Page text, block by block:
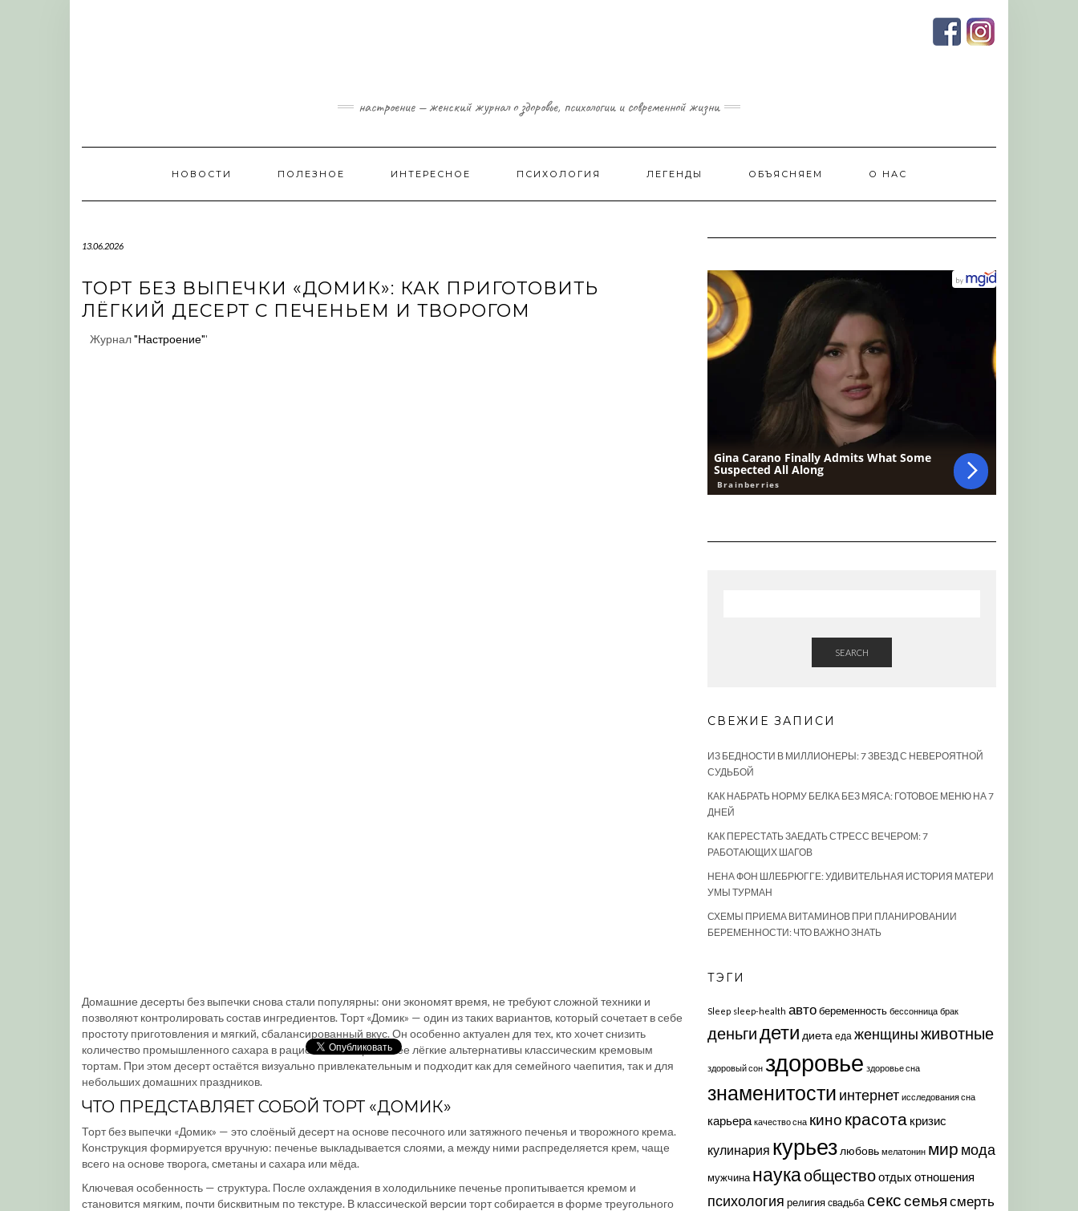
настроение — женский журнал о здоровье, психологии и современной жизни
НОВОСТИ ПОЛЕЗНОЕ ИНТЕРЕСНОЕ ПСИХОЛОГИЯ ЛЕГЕНДЫ ОБЪЯСНЯЕМ О НАС
13.06.2026
ТОРТ БЕЗ ВЫПЕЧКИ «ДОМИК»: КАК ПРИГОТОВИТЬ
ЛЁГКИЙ ДЕСЕРТ С ПЕЧЕНЬЕМ И ТВОРОГОМ
Журнал"Настроение"'
Домашние десерты без выпечки снова стали популярны: они экономят время, не требуют сложной техники и
позволяют контролировать состав ингредиентов. Торт «Домик» — один из таких вариантов, который сочетает в себе
простоту приготовления и мягкий, сбалансированный вкус. Он особенно актуален для тех, кто хочет снизить
количество промышленного сахара в рационе или ищет более лёгкие альтернативы классическим кремовым
тортам. При этом десерт остаётся визуально привлекательным и подходит как для семейного чаепития, так и для
небольших домашних праздников.
ЧТО ПРЕДСТАВЛЯЕТ СОБОЙ ТОРТ «ДОМИК»
Торт без выпечки «Домик» — это слоёный десерт на основе песочного или затяжного печенья и творожного крема.
Конструкция формируется вручную: печенье выкладывается слоями, а между ними распределяется крем, чаще
всего на основе творога, сметаны и сахара или мёда.
Ключевая особенность — структура. После охлаждения в холодильнике печенье пропитывается кремом и
становится мягким, почти бисквитным по текстуре. В классической версии торт собирается в форме треугольного
SEARCH
СВЕЖИЕ ЗАПИСИ
ИЗ БЕДНОСТИ В МИЛЛИОНЕРЫ: 7 ЗВЕЗД С НЕВЕРОЯТНОЙ
СУДЬБОЙ
КАК НАБРАТЬ НОРМУ БЕЛКА БЕЗ МЯСА: ГОТОВОЕ МЕНЮ НА 7
ДНЕЙ
КАК ПЕРЕСТАТЬ ЗАЕДАТЬ СТРЕСС ВЕЧЕРОМ: 7
РАБОТАЮЩИХ ШАГОВ
НЕНА ФОН ШЛЕБРЮГГЕ: УДИВИТЕЛЬНАЯ ИСТОРИЯ МАТЕРИ
УМЫ ТУРМАН
СХЕМЫ ПРИЕМА ВИТАМИНОВ ПРИ ПЛАНИРОВАНИИ
БЕРЕМЕННОСТИ: ЧТО ВАЖНО ЗНАТЬ
ТЭГИ
Sleep sleep-health автобеременность бессонница брак
деньгидети диета еда женщиныживотные
здоровый сон здоровье здоровье сна
знаменитости интернет исследования сна
карьера качество сна кино красота кризис
кулинария курьез любовь мелатонин мир мода
мужчина наукаобществоотдых отношения
психология религия свадьба секссемья смерть